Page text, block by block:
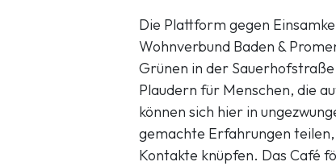
Die Plattform gegen
Wohnverbund Baden &
Grünen in der Sauerhofstraße
Plaudern für Menschen, die
können sich hier in
gemachte Erfahrungen
Kontakte knüpfen. Das Café